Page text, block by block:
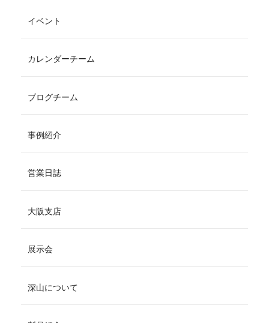
イベント
カレンダーチーム
ブログチーム
事例紹介
営業日誌
大阪支店
展示会
深山について